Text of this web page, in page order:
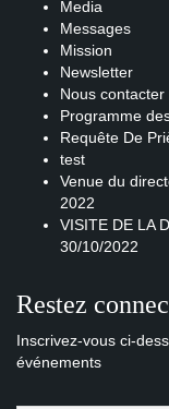
Media
Messages
Mission
Newsletter
Nous contacter
Programme
Requête De
test
Venue du
2022
VISITE DE LA
30/10/2022
Restez
Inscrivez-vous ci-
événements